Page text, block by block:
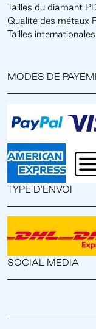
Tailles du diamant
Qualité des métaux
Tailles
MODES DE
TYPE D'ENVOI
SOCIAL MEDIA